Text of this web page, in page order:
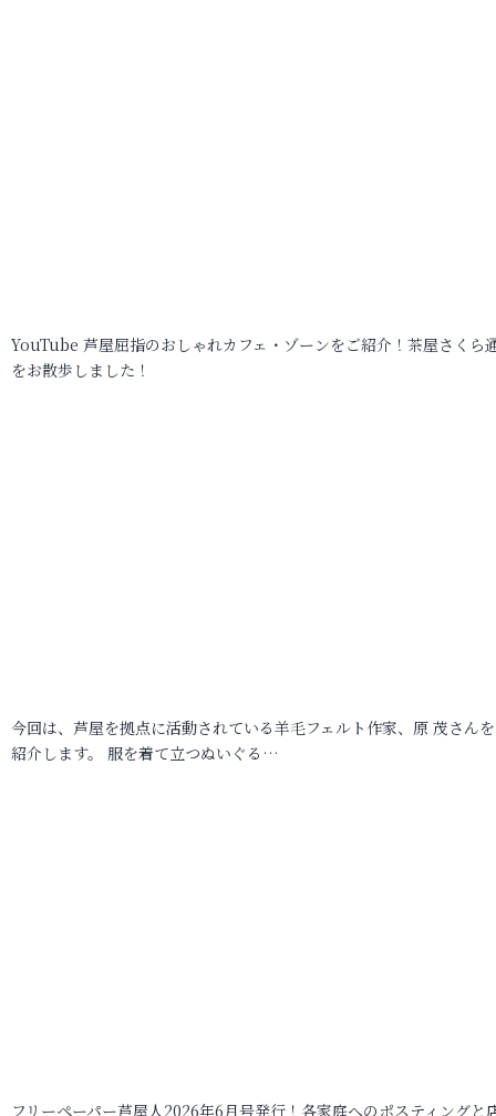
YouTube 芦屋屈指のおしゃれカフェ・ゾーンをご紹介！茶屋さくら
をお散歩しました！
今回は、芦屋を拠点に活動されている羊毛フェルト作家、原 茂さん
紹介します。 服を着て立つぬいぐる…
フリーペーパー芦屋人2026年6月号発行！各家庭へのポスティングと